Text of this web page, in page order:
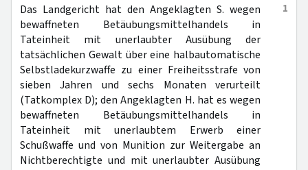
1
Das Landgericht hat den Angeklagten S. wegen
bewaffneten Betäubungsmittelhandels in
Tateinheit mit unerlaubter Ausübung der
tatsächlichen Gewalt über eine halbautomatische
Selbstladekurzwaffe zu einer Freiheitsstrafe von
sieben Jahren und sechs Monaten verurteilt
(Tatkomplex D); den Angeklagten H. hat es wegen
bewaffneten Betäubungsmittelhandels in
Tateinheit mit unerlaubtem Erwerb einer
Schußwaffe und von Munition zur Weitergabe an
Nichtberechtigte und mit unerlaubter Ausübung